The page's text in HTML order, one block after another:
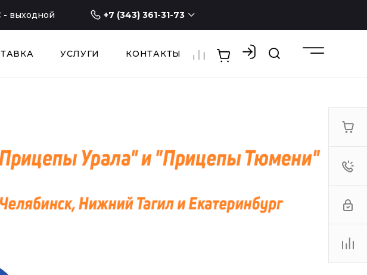
- выходной +7 (343) 361-31-73
+7 (343) 361-31-73
УСЛУГИ КОНТАКТЫ